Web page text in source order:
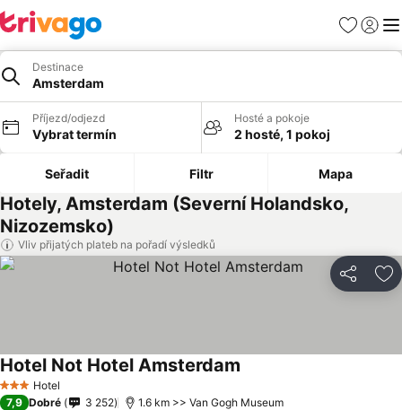
Oblíbené
Destinace
Amsterdam
Příjezd/odjezd
Vybrat termín
Hosté a pokoje
2 hosté, 1 pokoj
Seřadit Filtr Mapa
Hotely, Amsterdam (Severní Holandsko,
Nizozemsko)
Vliv přijatých plateb na pořadí výsledků
Sdílet
3 Počet hvězdiček
Hotel
Hotel Not Hotel Amsterdam
7,9 Dobré 3 252 1.6 km >> Van Gogh Museum